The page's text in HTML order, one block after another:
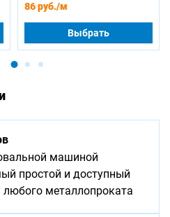
86 руб./м
Выбрать
машиной
простой и доступный
любого металлопроката